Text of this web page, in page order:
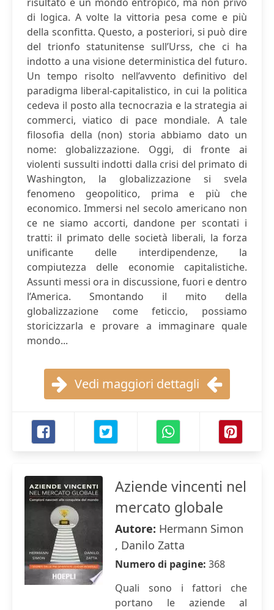
di logica. A volte la vittoria pesa come e più
della sconfitta. Questo, a posteriori, si può dire
del trionfo statunitense sull’Urss, che ci ha
indotto a una visione deterministica del futuro.
Un tempo risolto nell’avvento definitivo del
paradigma liberal-capitalistico, in cui la politica
cedeva il posto alla tecnocrazia e la strategia ai
commerci, viatico di pace mondiale. A tale
filosofia della (non) storia abbiamo dato un
nome: globalizzazione. Oggi, di fronte ai
violenti sussulti indotti dalla crisi del primato di
Washington, la globalizzazione si svela
fenomeno geopolitico, prima e più che
economico. Immersi nel secolo americano non
ce ne siamo accorti, dandone per scontati i
tratti: il primato delle società liberali, la forza
unificante delle interdipendenze, la
compiutezza delle economie capitalistiche.
Assunti messi ora in discussione, fuori e dentro
l’America. Smontando il mito della
globalizzazione come feticcio, possiamo
storicizzarla e provare a immaginare quale
mondo...
Vedi maggiori dettagli
Aziende vincenti nel
mercato globale
Autore: Hermann Simon
, Danilo Zatta
Numero di pagine: 368
Quali sono i fattori che
portano le aziende al